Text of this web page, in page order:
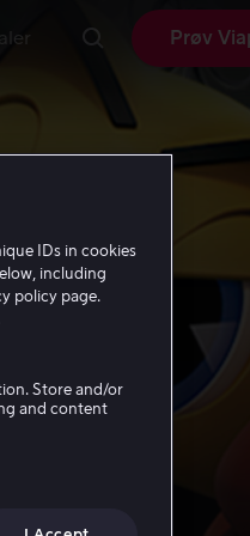
Prøv
IDs in cookies
including
policy page.
Store and/or
and content